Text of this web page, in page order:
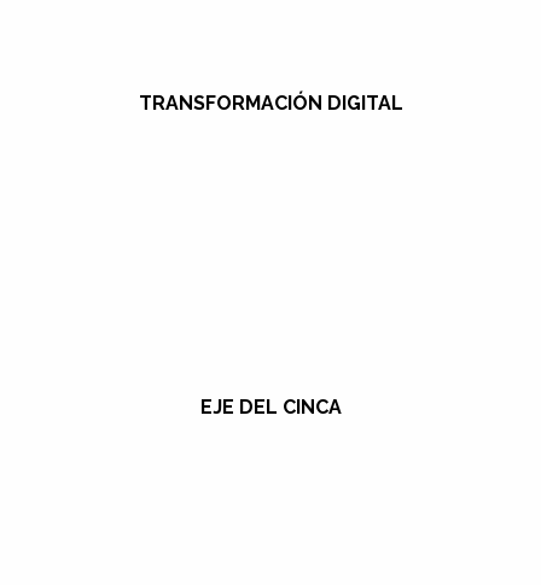
TRANSFORMACIÓN DIGITAL
EJE DEL CINCA